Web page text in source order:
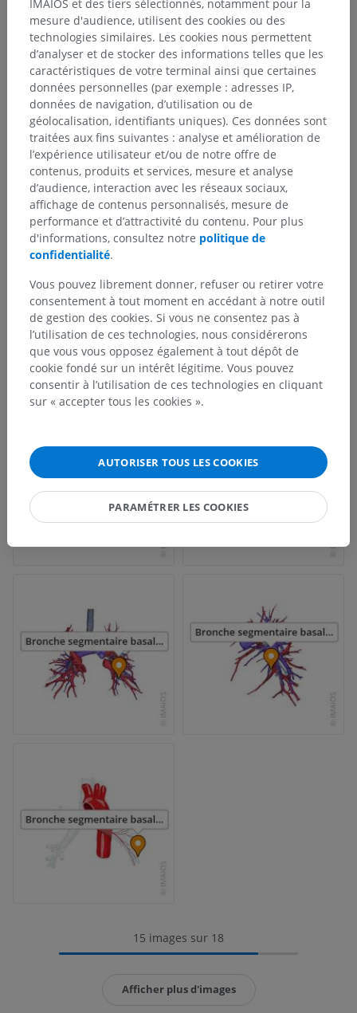
15 images sur 18
Afficher plus d'images
IMAIOS et des tiers sélectionnés, notamment pour la
mesure d'audience, utilisent des cookies ou des
technologies similaires. Les cookies nous permettent
d’analyser et de stocker des informations telles que les
caractéristiques de votre terminal ainsi que certaines
données personnelles (par exemple : adresses IP,
données de navigation, d’utilisation ou de
géolocalisation, identifiants uniques). Ces données sont
traitées aux fins suivantes : analyse et amélioration de
l’expérience utilisateur et/ou de notre offre de
contenus, produits et services, mesure et analyse
d’audience, interaction avec les réseaux sociaux,
affichage de contenus personnalisés, mesure de
performance et d’attractivité du contenu. Pour plus
d'informations, consultez notre politique de
confidentialité.
Vous pouvez librement donner, refuser ou retirer votre
consentement à tout moment en accédant à notre outil
de gestion des cookies. Si vous ne consentez pas à
l’utilisation de ces technologies, nous considérerons
que vous vous opposez également à tout dépôt de
cookie fondé sur un intérêt légitime. Vous pouvez
consentir à l’utilisation de ces technologies en cliquant
sur « accepter tous les cookies ».
AUTORISER TOUS LES COOKIES
PARAMÉTRER LES COOKIES